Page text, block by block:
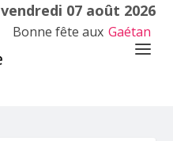
vendredi 07 août 2026
Bonne fête aux Gaétan